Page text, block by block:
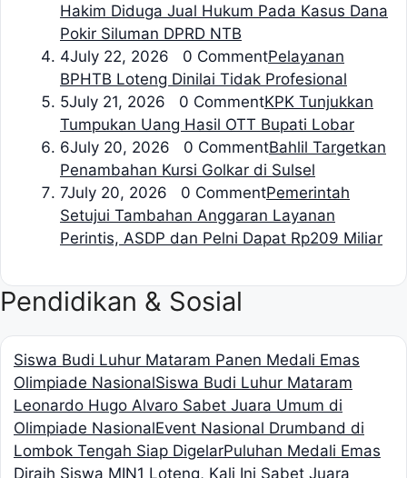
Hakim Diduga Jual Hukum Pada Kasus Dana
Pokir Siluman DPRD NTB
4July 22, 2026 0 CommentPelayanan
BPHTB Loteng Dinilai Tidak Profesional
5July 21, 2026 0 CommentKPK Tunjukkan
Tumpukan Uang Hasil OTT Bupati Lobar
6July 20, 2026 0 CommentBahlil Targetkan
Penambahan Kursi Golkar di Sulsel
7July 20, 2026 0 CommentPemerintah
Setujui Tambahan Anggaran Layanan
Perintis, ASDP dan Pelni Dapat Rp209 Miliar
Pendidikan & Sosial
Siswa Budi Luhur Mataram Panen Medali Emas
Olimpiade NasionalSiswa Budi Luhur Mataram
Leonardo Hugo Alvaro Sabet Juara Umum di
Olimpiade NasionalEvent Nasional Drumband di
Lombok Tengah Siap DigelarPuluhan Medali Emas
Diraih Siswa MIN1 Loteng, Kali Ini Sabet Juara